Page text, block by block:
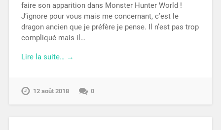
faire son apparition dans Monster Hunter World !
J’ignore pour vous mais me concernant, c’est le
dragon ancien que je préfère je pense. Il n’est pas trop
compliqué mais il…
Lire la suite… →
12 août 2018 0